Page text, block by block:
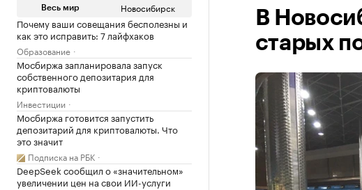
Весь мир Новосибирск
Почему ваши совещания бесполезны и
как это исправить: 7 лайфхаков
Образование
Мосбиржа запланировала запуск
собственного депозитария для
криптовалюты
Инвестиции
Мосбиржа готовится запустить
депозитарий для криптовалюты. Что
это значит
Подписка на РБК
DeepSeek сообщил о «значительном»
увеличении цен на свои ИИ-услуги
В
старых